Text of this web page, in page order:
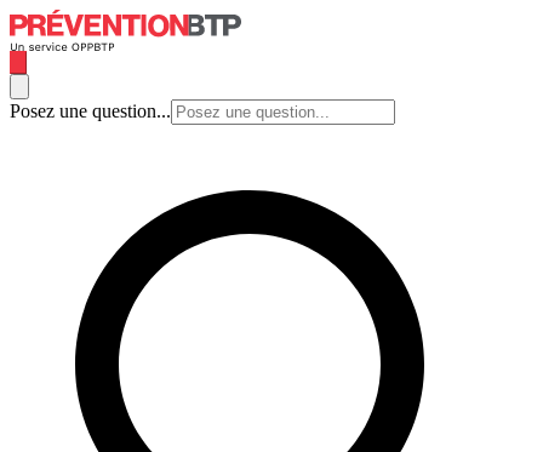
Posez une question...